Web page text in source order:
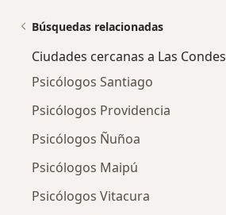
Búsquedas relacionadas
Ciudades cercanas a Las Condes
Psicólogos Santiago
Psicólogos Providencia
Psicólogos Ñuñoa
Psicólogos Maipú
Psicólogos Vitacura